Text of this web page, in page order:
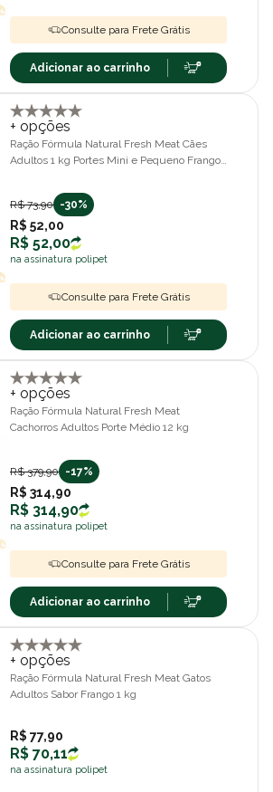
Consulte para Frete Grátis
Adicionar ao carrinho
+ opções
Ração Fórmula Natural Fresh Meat Cães
Adultos 1 kg Portes Mini e Pequeno Frango,
R$ 73,90 -30%
R$ 52,00
R$ 52,00
na assinatura polipet
Consulte para Frete Grátis
Adicionar ao carrinho
+ opções
Ração Fórmula Natural Fresh Meat
Cachorros Adultos Porte Médio 12 kg
R$ 379,90 -17%
R$ 314,90
R$ 314,90
na assinatura polipet
Consulte para Frete Grátis
Adicionar ao carrinho
+ opções
Ração Fórmula Natural Fresh Meat Gatos
Adultos Sabor Frango 1 kg
R$ 77,90
R$ 70,11
na assinatura polipet